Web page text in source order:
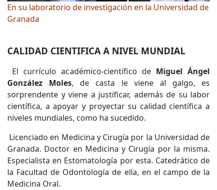
En su laboratorio de investigación en la Universidad de
Granada
CALIDAD CIENTIFICA A NIVEL MUNDIAL
El currículo académico-científico de Miguel Ángel
González Moles, de casta le viene al galgo, es
sorprendente y viene a justificar, además de su labor
científica, a apoyar y proyectar su calidad científica a
niveles mundiales, como ha sucedido.
Licenciado en Medicina y Cirugía por la Universidad de
Granada. Doctor en Medicina y Cirugía por la misma.
Especialista en Estomatología por esta. Catedrático de
la Facultad de Odontología de ella, en el campo de la
Medicina Oral.